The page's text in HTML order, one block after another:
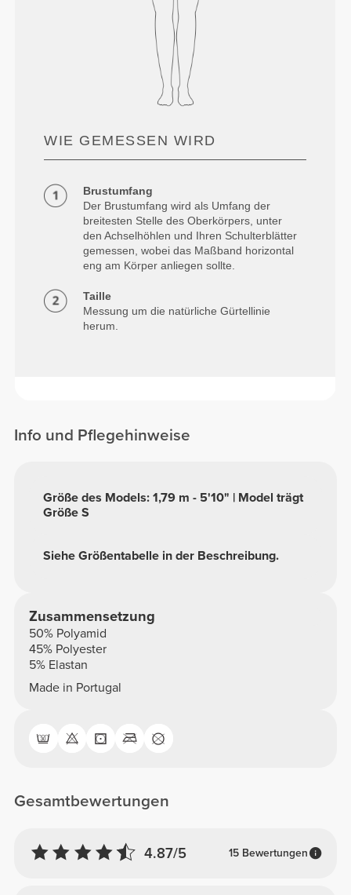
WIE GEMESSEN WIRD
Brustumfang
Der Brustumfang wird als Umfang der
breitesten Stelle des Oberkörpers, unter
den Achselhöhlen und Ihren Schulterblätter
gemessen, wobei das Maßband horizontal
eng am Körper anliegen sollte.
Taille
Messung um die natürliche Gürtellinie
herum.
Info und Pflegehinweise
Siehe Größentabelle in der Beschreibung.
Größe des Models: 1,79 m - 5'10" | Model trägt
Größe S
Zusammensetzung
50% Polyamid
45% Polyester
5% Elastan
Made in Portugal
Gesamtbewertungen
4.87/5 15 Bewertungen